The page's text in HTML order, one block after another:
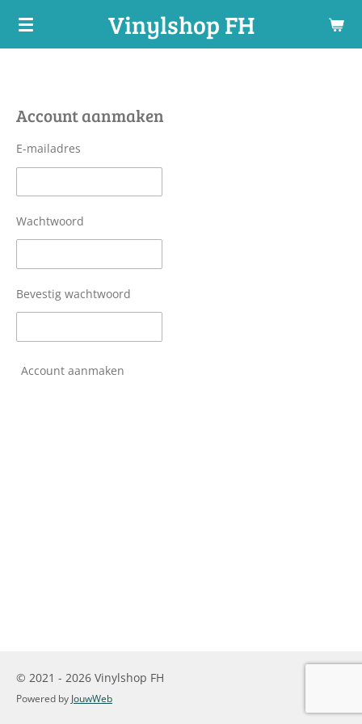
Ga
Vinylshop FH
Account aanmaken
E-mailadres
Wachtwoord
Bevestig wachtwoord
Account aanmaken
© 2021 - 2026 Vinylshop FH
Powered by JouwWeb